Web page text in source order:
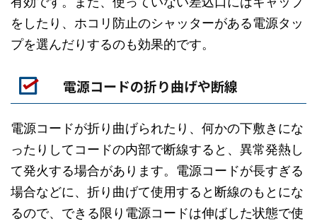
をしたり、ホコリ防止のシャッターがある電源タッ
プを選んだりするのも効果的です。
電源コードの折り曲げや断線
電源コードが折り曲げられたり、何かの下敷きにな
ったりしてコードの内部で断線すると、異常発熱し
て発火する場合があります。電源コードが長すぎる
場合などに、折り曲げて使用すると断線のもとにな
るので、できる限り電源コードは伸ばした状態で使